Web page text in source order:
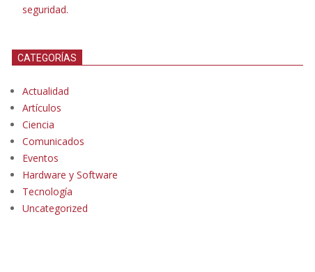
seguridad.
CATEGORÍAS
Actualidad
Artículos
Ciencia
Comunicados
Eventos
Hardware y Software
Tecnología
Uncategorized